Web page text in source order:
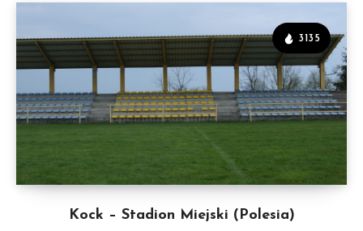
Kock – Stadion Miejski (Polesia)
3135